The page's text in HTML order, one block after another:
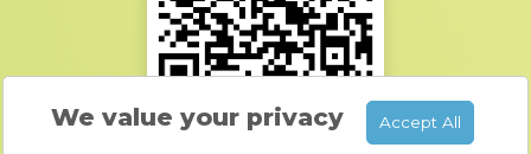
We value your privacy Accept All